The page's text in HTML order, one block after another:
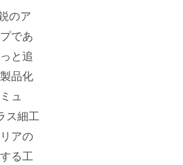
のア
であ
と追
品化
ュ
ス細工
アの
る工